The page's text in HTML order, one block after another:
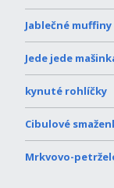
Jablečné muffiny
Jede jede
kynuté rohlíčky
Cibulové
Mrkvovo-